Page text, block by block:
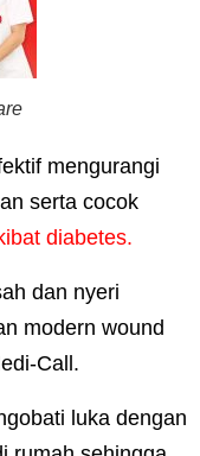
mengurangi
serta cocok
diabetes.
dan nyeri
modern wound
Call.
luka dengan